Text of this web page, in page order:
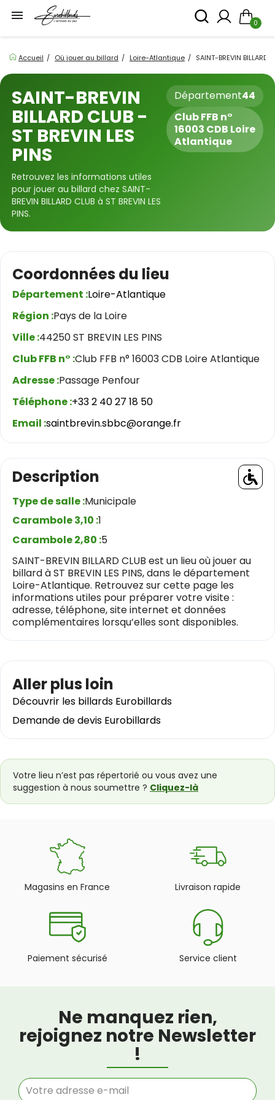

0
Accueil Où jouer au billard Loire-Atlantique SAINT-BREVIN BILLARD
SAINT-BREVIN
BILLARD CLUB -
ST BREVIN LES
PINS
Retrouvez les informations utiles
pour jouer au billard chez SAINT-
BREVIN BILLARD CLUB à ST BREVIN LES
PINS.
Département44
Club FFB n°
16003 CDB Loire
Atlantique
Coordonnées du lieu
Département :Loire-Atlantique
Région :Pays de la Loire
Ville :44250 ST BREVIN LES PINS
Club FFB n° :Club FFB n° 16003 CDB Loire Atlantique
Adresse :Passage Penfour
Téléphone :+33 2 40 27 18 50
Email :saintbrevin.sbbc@orange.fr
Description
Type de salle :Municipale
Carambole 3,10 :1
Carambole 2,80 :5
SAINT-BREVIN BILLARD CLUB est un lieu où jouer au
billard à ST BREVIN LES PINS, dans le département
Loire-Atlantique. Retrouvez sur cette page les
informations utiles pour préparer votre visite :
adresse, téléphone, site internet et données
complémentaires lorsqu’elles sont disponibles.
Aller plus loin
Découvrir les billards Eurobillards
Demande de devis Eurobillards
Votre lieu n’est pas répertorié ou vous avez une
suggestion à nous soumettre ? Cliquez-là
Magasins en France Livraison rapide
Paiement sécurisé Service client
Ne manquez rien,
rejoignez notre Newsletter
!